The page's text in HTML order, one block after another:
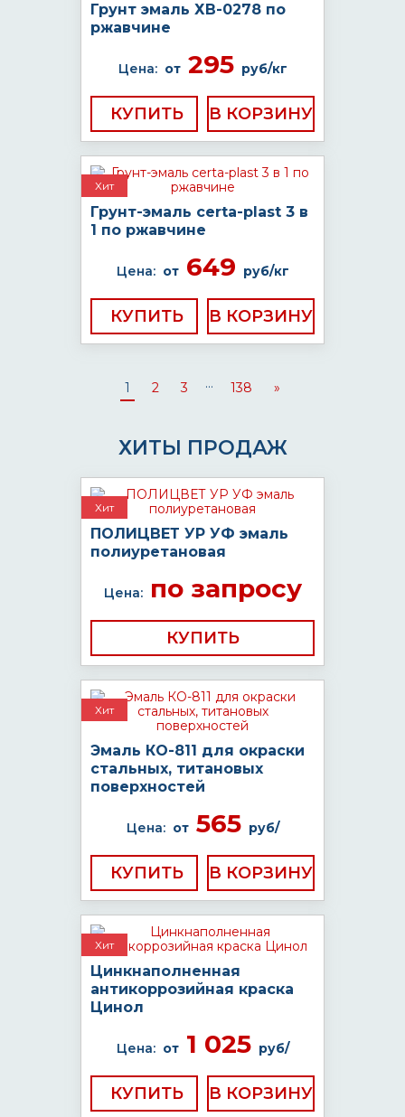
Грунт эмаль ХВ-0278 по
ржавчине
Цена: от295 руб/кг
КУПИТЬ
Хит
Грунт-эмаль certa-plast 3 в
1 по ржавчине
Цена: от649 руб/кг
КУПИТЬ
1 2 3 ... 138 »
ХИТЫ ПРОДАЖ
Хит
ПОЛИЦВЕТ УР УФ эмаль
полиуретановая
Цена:по запросу
КУПИТЬ
Хит
Эмаль КО-811 для окраски
стальных, титановых
поверхностей
Цена: от565 руб/
КУПИТЬ
Хит
Цинкнаполненная
антикоррозийная краска
Цинол
Цена: от1 025 руб/
КУПИТЬ